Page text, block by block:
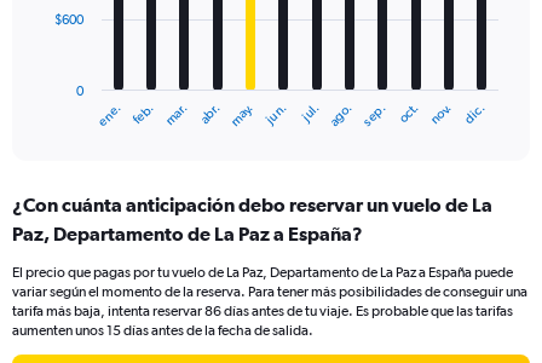
The
Range:
12
The
chart
has
1
ene. feb. mar. abr. may. jun. jul. ago. sep. oct. nov. dic.
0
$600
¿Con cuánta anticipación debo reservar un vuelo de La
Paz, Departamento de La Paz a España?
El precio que pagas por tu vuelo de La Paz, Departamento de La Paz a España puede
variar según el momento de la reserva. Para tener más posibilidades de conseguir una
tarifa más baja, intenta reservar 86 días antes de tu viaje. Es probable que las tarifas
aumenten unos 15 días antes de la fecha de salida.